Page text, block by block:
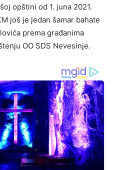
opštini od 1. juna 2021.
još je jedan šamar bahate
prema građanima
OO SDS Nevesinje.